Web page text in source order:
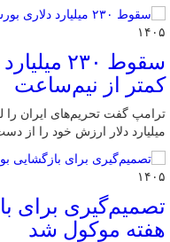
۱۴۰۵
سقوط ۲۳۰
کمتر از نیم‌ساعت
ترامپ گفت تحریم‌های ایران را
میلیارد دلار ارزش خود را از
۱۴۰۵
تصمیم‌گیری برای
هفته موکول شد